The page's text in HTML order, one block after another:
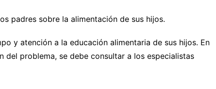
padres sobre la alimentación de sus hijos.
y atención a la educación alimentaria de sus hijos. En
del problema, se debe consultar a los especialistas